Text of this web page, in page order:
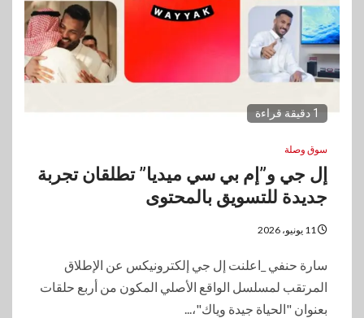
1 دقيقة قراءة
سوق وصلة
إل جي و”إم بي سي ميديا” تطلقان تجربة
جديدة للتسويق بالمحتوى
سارة حنفي _اعلنت إل جي إلكترونيكس عن الإطلاق
المرتقب لمسلسل الواقع الأصلي المكون من أربع حلقات
بعنوان "الحياة جيدة وياك"،...